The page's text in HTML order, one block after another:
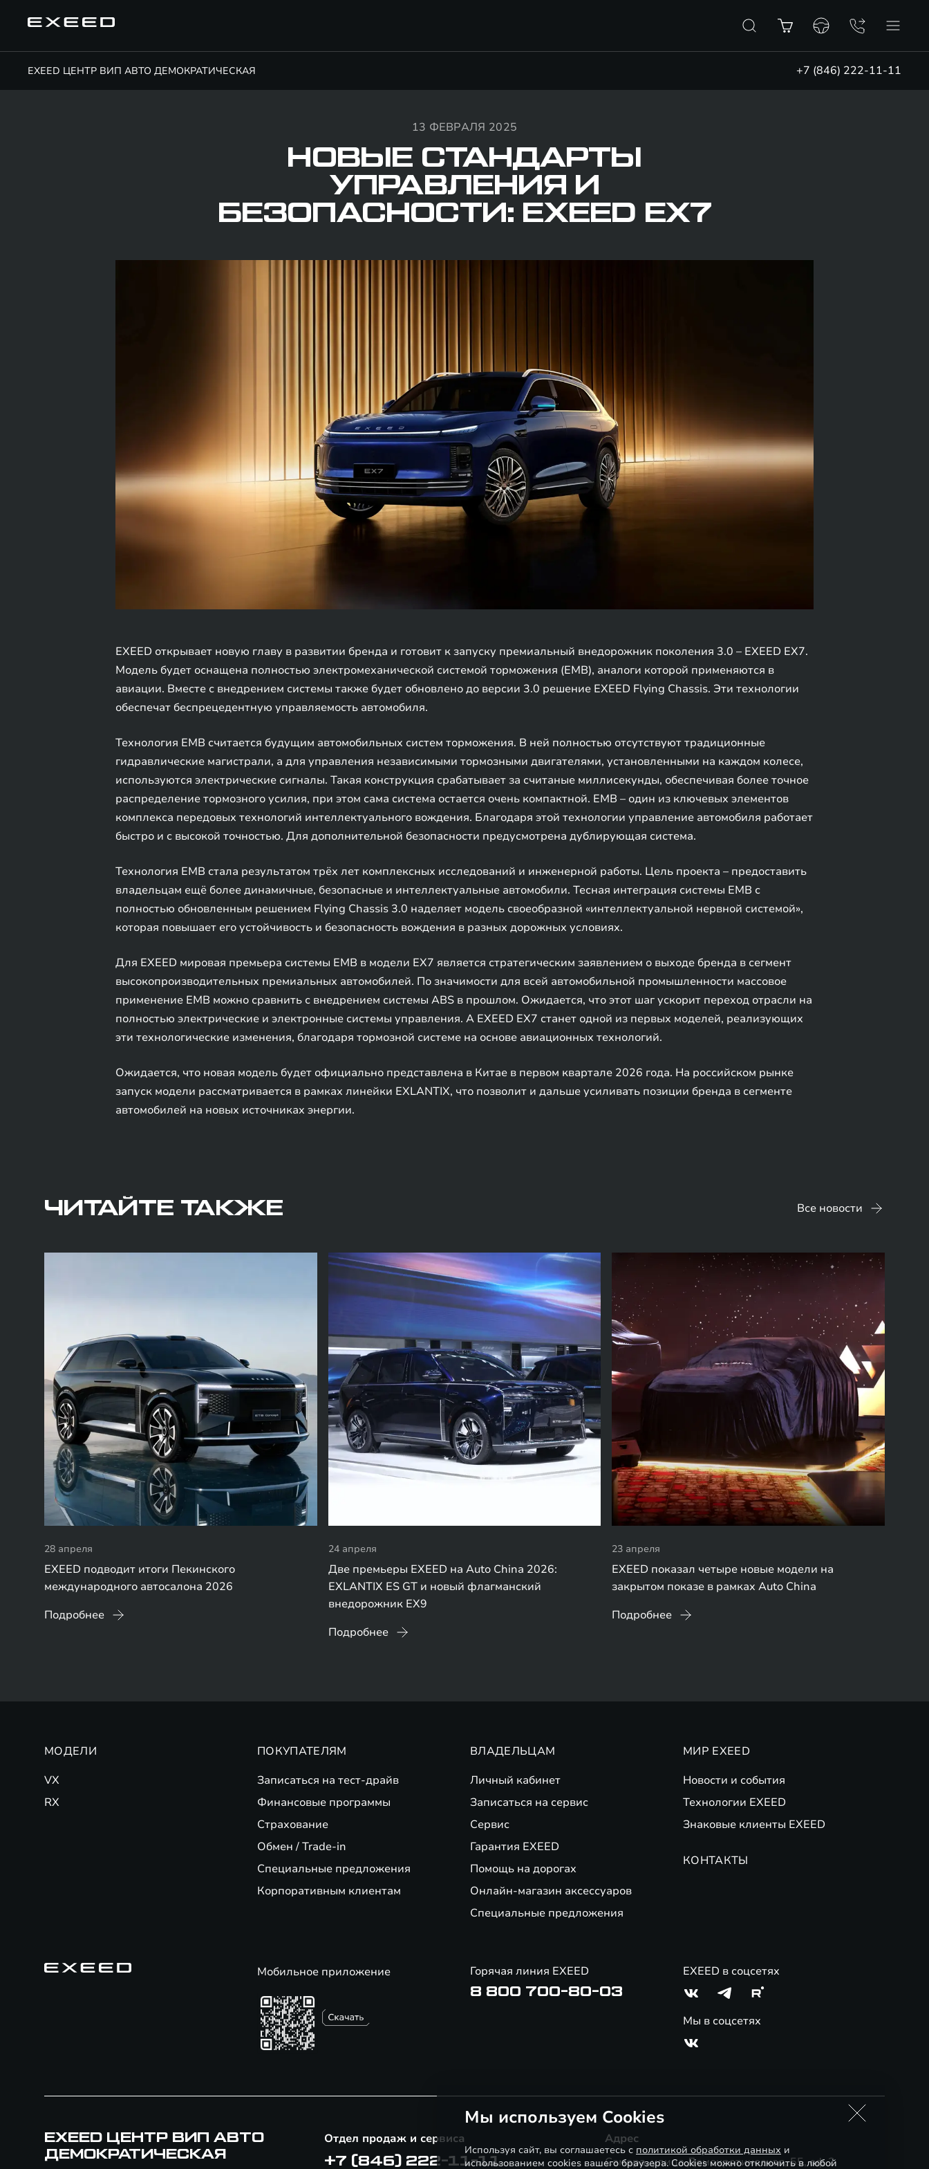
EXEED ЦЕНТР ВИП АВТО ДЕМОКРАТИЧЕСКАЯ +7 (846) 222-11-11
13 ФЕВРАЛЯ 2025
НОВЫЕ СТАНДАРТЫ
УПРАВЛЕНИЯ И
БЕЗОПАСНОСТИ: EXEED EX7
EXEED открывает новую главу в развитии бренда и готовит к запуску премиальный внедорожник поколения 3.0 – EXEED EX7.
Модель будет оснащена полностью электромеханической системой торможения (EMB), аналоги которой применяются в
авиации. Вместе с внедрением системы также будет обновлено до версии 3.0 решение EXEED Flying Chassis. Эти технологии
обеспечат беспрецедентную управляемость автомобиля.
Технология EMB считается будущим автомобильных систем торможения. В ней полностью отсутствуют традиционные
гидравлические магистрали, а для управления независимыми тормозными двигателями, установленными на каждом колесе,
используются электрические сигналы. Такая конструкция срабатывает за считаные миллисекунды, обеспечивая более точное
распределение тормозного усилия, при этом сама система остается очень компактной. EMB – один из ключевых элементов
комплекса передовых технологий интеллектуального вождения. Благодаря этой технологии управление автомобиля работает
быстро и с высокой точностью. Для дополнительной безопасности предусмотрена дублирующая система.
Технология EMB стала результатом трёх лет комплексных исследований и инженерной работы. Цель проекта – предоставить
владельцам ещё более динамичные, безопасные и интеллектуальные автомобили. Тесная интеграция системы EMB с
полностью обновленным решением Flying Chassis 3.0 наделяет модель своеобразной «интеллектуальной нервной системой»,
которая повышает его устойчивость и безопасность вождения в разных дорожных условиях.
Для EXEED мировая премьера системы EMB в модели EX7 является стратегическим заявлением о выходе бренда в сегмент
высокопроизводительных премиальных автомобилей. По значимости для всей автомобильной промышленности массовое
применение EMB можно сравнить с внедрением системы ABS в прошлом. Ожидается, что этот шаг ускорит переход отрасли на
полностью электрические и электронные системы управления. А EXEED EX7 станет одной из первых моделей, реализующих
эти технологические изменения, благодаря тормозной системе на основе авиационных технологий.
Ожидается, что новая модель будет официально представлена в Китае в первом квартале 2026 года. На российском рынке
запуск модели рассматривается в рамках линейки EXLANTIX, что позволит и дальше усиливать позиции бренда в сегменте
автомобилей на новых источниках энергии.
ЧИТАЙТЕ ТАКЖЕ Все новости
28 апреля
EXEED подводит итоги Пекинского
международного автосалона 2026
Подробнее
24 апреля
Две премьеры EXEED на Auto China 2026:
EXLANTIX ES GT и новый флагманский
внедорожник EX9
Подробнее
23 апреля
EXEED показал четыре новые модели на
закрытом показе в рамках Auto China
Подробнее
МОДЕЛИ
VX
RX
ПОКУПАТЕЛЯМ
Записаться на тест-драйв
Финансовые программы
Страхование
Обмен / Trade-in
Специальные предложения
Корпоративным клиентам
ВЛАДЕЛЬЦАМ
Личный кабинет
Записаться на сервис
Сервис
Гарантия EXEED
Помощь на дорогах
Онлайн-магазин аксессуаров
Специальные предложения
МИР EXEED
Новости и события
Технологии EXEED
Знаковые клиенты EXEED
КОНТАКТЫ
Мобильное приложение Горячая линия EXEED
8 800 700-80-03
EXEED в соцсетях
Мы в соцсетях
EXEED ЦЕНТР ВИП АВТО
ДЕМОКРАТИЧЕСКАЯ
Отдел продаж и сервиса
+7 (846) 222-11-11
Адрес
Самара, улица Демократическая, 55, оф.2
Мы используем Cookies
Используя сайт, вы соглашаетесь с политикой обработки данных и
использованием cookies вашего браузера. Cookies можно отключить в любой